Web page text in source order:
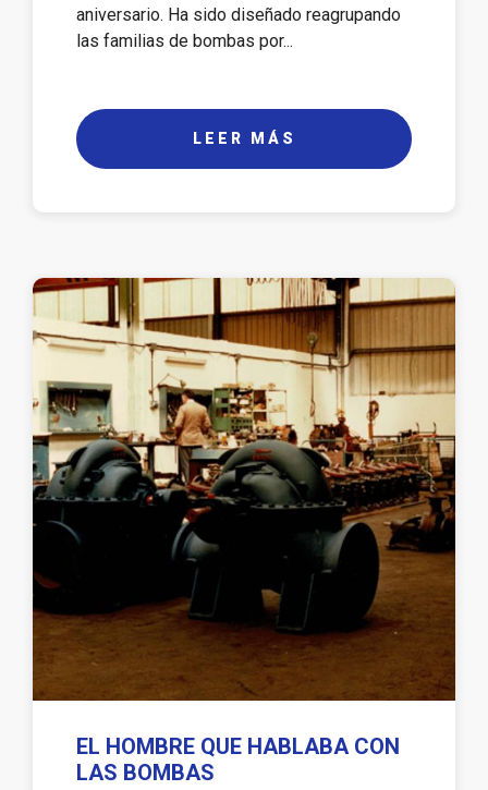
aniversario. Ha sido diseñado reagrupando
las familias de bombas por...
LEER MÁS
EL HOMBRE QUE HABLABA CON
LAS BOMBAS